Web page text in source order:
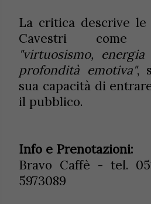
La critica descrive
Cavestri come
"virtuosismo,
profondità emotiva",
sua capacità di
il pubblico.
Info e Prenotazioni:
Bravo Caffè - tel.
5973089